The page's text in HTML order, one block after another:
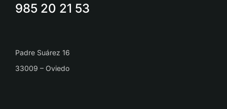
985 20 21 53
Padre Suárez 16
33009 – Oviedo